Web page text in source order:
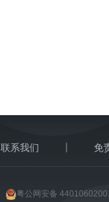
联系我们 免
粤公网安备